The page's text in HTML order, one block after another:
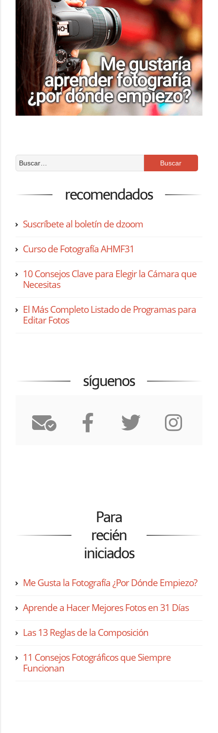
recomendados
Suscríbete al boletín de dzoom
Curso de Fotografía AHMF31
10 Consejos Clave para Elegir la Cámara que
Necesitas
El Más Completo Listado de Programas para
Editar Fotos
síguenos
Para
recién
iniciados
Me Gusta la Fotografía ¿Por Dónde Empiezo?
Aprende a Hacer Mejores Fotos en 31 Días
Las 13 Reglas de la Composición
11 Consejos Fotográficos que Siempre
Funcionan